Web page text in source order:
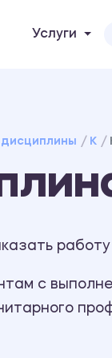
Услуги
К
с